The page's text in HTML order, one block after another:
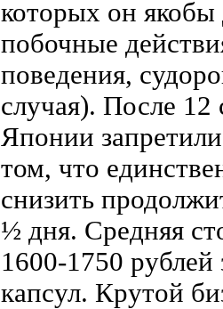
которых он якобы
побочные
поведения,
случая). После 12
Японии
том, что
снизить
½ дня. Средняя
1600-1750 рублей
капсул. Крутой